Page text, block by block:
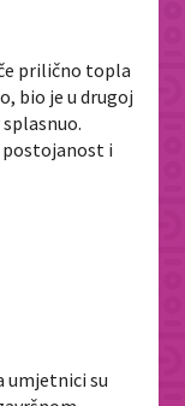
prilično topla
bio je u drugoj
postojanost i
umjetnici su